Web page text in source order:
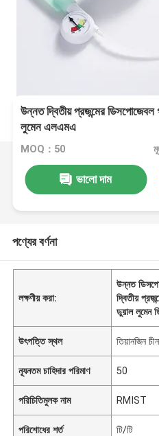
উন্নত দ্বিতীয় প্রজন্মের
লুমেন এলএমএ
MOQ：50
ভালো দাম
পণ্যের বর্ণনা
লক্ষণীয় করা:
উন্নত
দ্বিতীয়
ডুয়াল লুমেন
উৎপত্তি স্থল তিয়ানজিন চীন
ন্যূনতম চাহিদার পরিমাণ 50
পরিচিতিমুলক নাম RMIST
পরিশোধের শর্ত টি/টি